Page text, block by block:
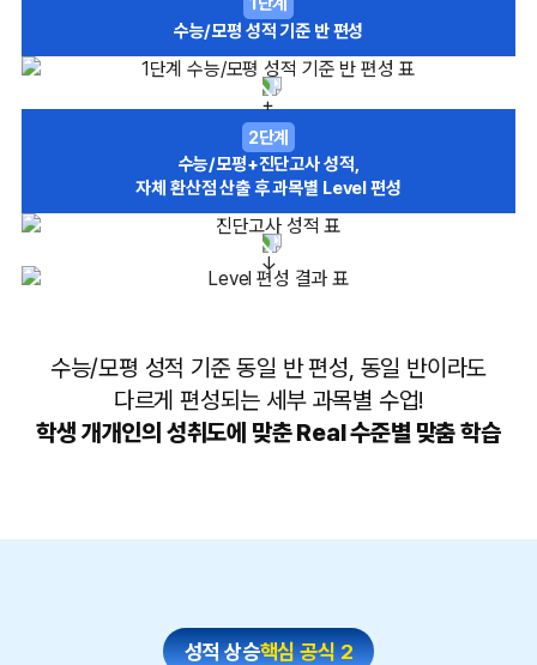
수능/모평 성적 기준 반 편성
2단계
수능/모평+진단고사 성적,
자체 환산점 산출 후 과목별 Level 편성
수능/모평 성적 기준 동일 반 편성, 동일 반이라도
다르게 편성되는 세부 과목별 수업!
학생 개개인의 성취도에 맞춘 Real 수준별 맞춤 학습
성적 상승핵심 공식 2